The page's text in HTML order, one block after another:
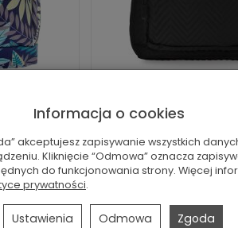
výletní
batoh velký
Zobrazit
Informacja o cookies
akceptujesz zapisywanie wszystkich
Kliknięcie “Odmowa” oznacza
do funkcjonowania strony. Więcej
prywatności.
Ustawienia Odmowa Zgoda